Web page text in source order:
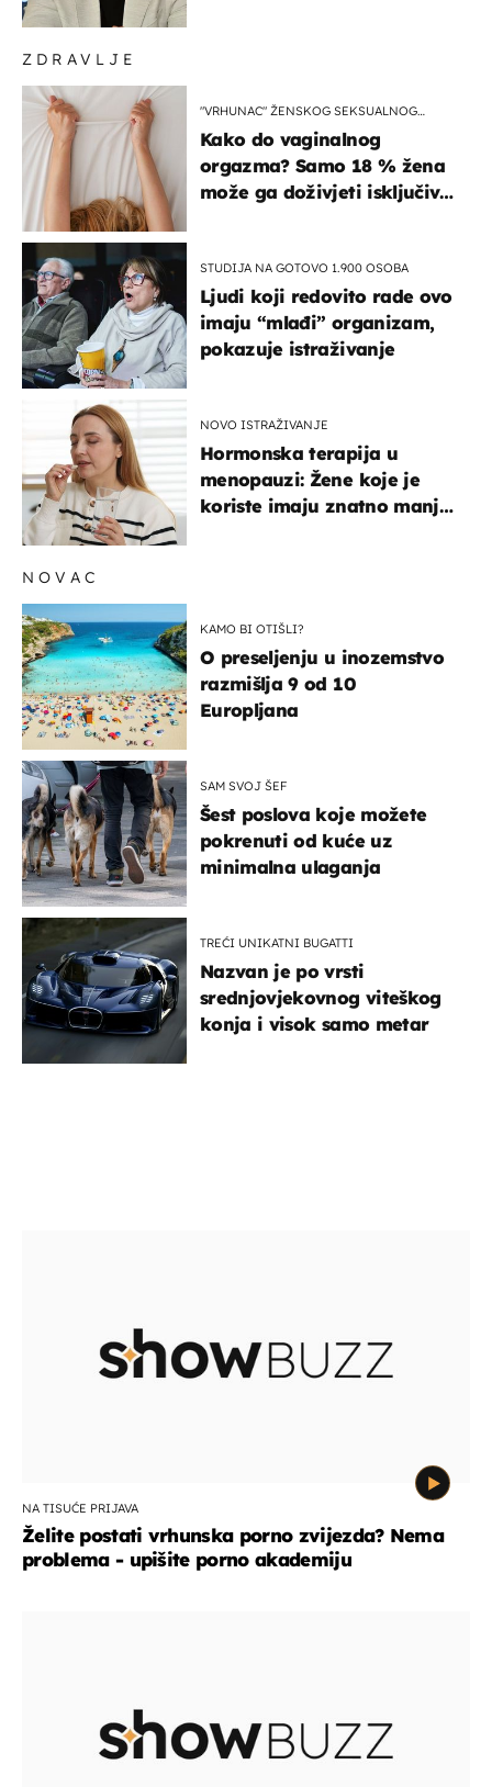
ZDRAVLJE
"VRHUNAC" ŽENSKOG SEKSUALNOG
Kako do vaginalnog
orgazma? Samo 18 % žena
može ga doživjeti isključivo
STUDIJA NA GOTOVO 1.900 OSOBA
Ljudi koji redovito rade ovo
imaju “mlađi” organizam,
pokazuje istraživanje
NOVO ISTRAŽIVANJE
Hormonska terapija u
menopauzi: Žene koje je
koriste imaju znatno manji
NOVAC
KAMO BI OTIŠLI?
O preseljenju u inozemstvo
razmišlja 9 od 10
Europljana
SAM SVOJ ŠEF
Šest poslova koje možete
pokrenuti od kuće uz
minimalna ulaganja
TREĆI UNIKATNI BUGATTI
Nazvan je po vrsti
srednjovjekovnog viteškog
konja i visok samo metar
NA TISUĆE PRIJAVA
Želite postati vrhunska porno zvijezda? Nema
problema - upišite porno akademiju